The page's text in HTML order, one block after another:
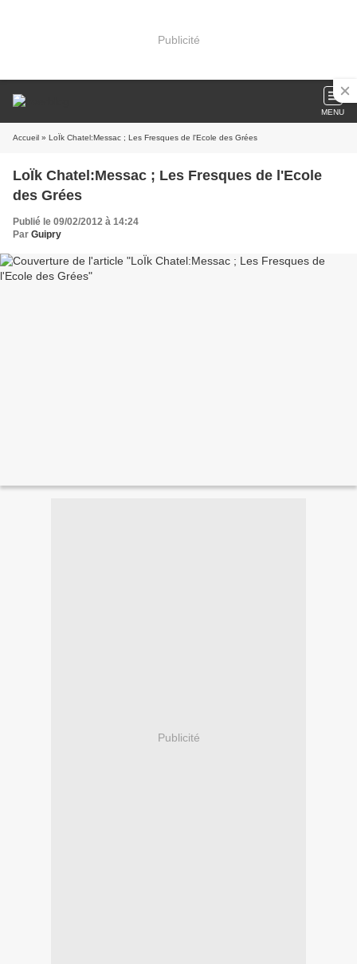
Publicité
MENU
Accueil » LoÏk Chatel:Messac ; Les Fresques de l'Ecole des Grées
LoÏk Chatel:Messac ; Les Fresques de l'Ecole
des Grées
Publié le 09/02/2012 à 14:24
Par Guipry
Publicité